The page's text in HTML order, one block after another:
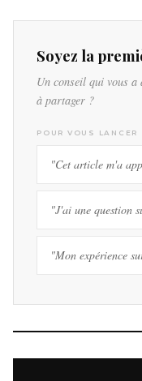
Soyez la
Un conseil qui vous a
à partager ?
POUR VOUS LANCER
"Cet article m'a
"J'ai une question
"Mon expérience